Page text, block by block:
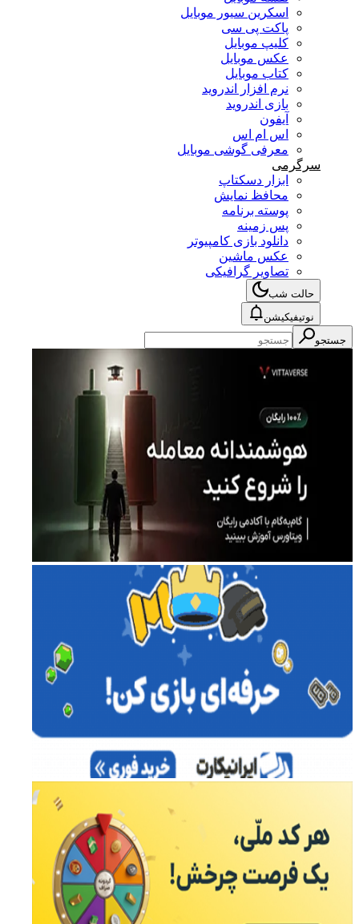
اسکرین سیور موبایل
پاکت پی سی
کلیپ موبایل
عکس موبایل
کتاب موبایل
نرم افزار اندروید
بازی اندروید
آیفون
اس ام اس
معرفی گوشی موبایل
سرگرمی
ابزار دسکتاپ
محافظ نمایش
پوسته برنامه
پس زمینه
دانلود بازی کامپیوتر
عکس ماشین
تصاویر گرافیکی
حالت شب
نوتیفیکیشن
جستجو